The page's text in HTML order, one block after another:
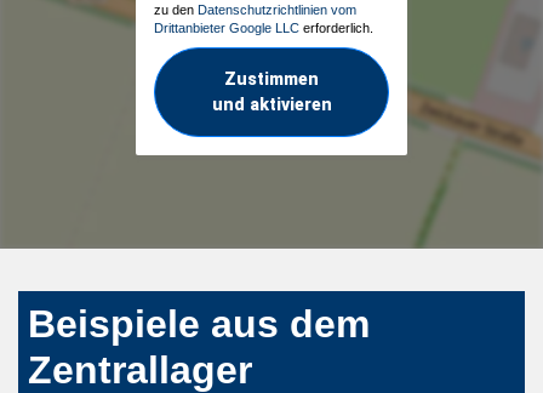
zu den Datenschutzrichtlinien vom
Drittanbieter Google LLC erforderlich.
Zustimmen
und aktivieren
Beispiele aus dem
Zentrallager